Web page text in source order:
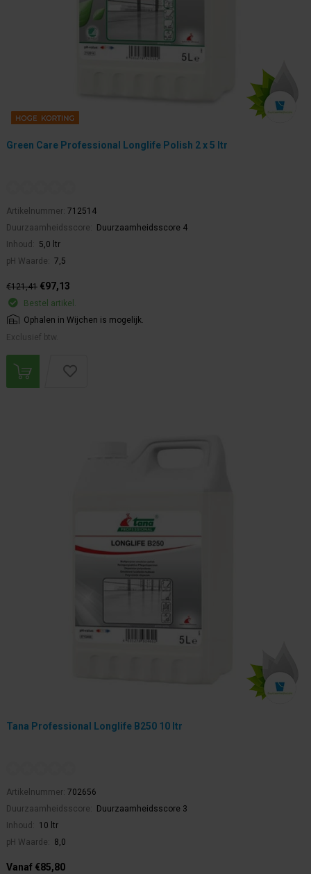
Green Care Professional Longlife Polish 2 x 5 ltr
Artikelnummer: 712514
Duurzaamheidsscore:
Duurzaamheidsscore 4
Inhoud:
5,0 ltr
pH Waarde:
7,5
€121,41 €97,13
Bestel artikel.
Ophalen in Wijchen is mogelijk.
Exclusief btw.
Tana Professional Longlife B250 10 ltr
Artikelnummer: 702656
Duurzaamheidsscore:
Duurzaamheidsscore 3
Inhoud:
10 ltr
pH Waarde:
8,0
Vanaf €85,80